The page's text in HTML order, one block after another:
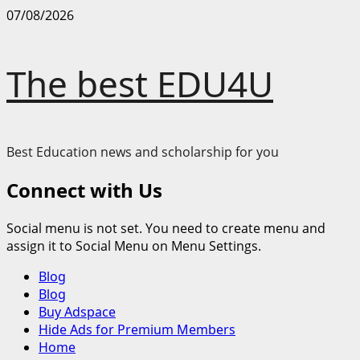
Skip
07/08/2026
The best EDU4U
Best Education news and scholarship for you
Connect with Us
Social menu is not set. You need to create menu and
assign it to Social Menu on Menu Settings.
Primary
Menu
Blog
Blog
Buy Adspace
Hide Ads for Premium Members
Home